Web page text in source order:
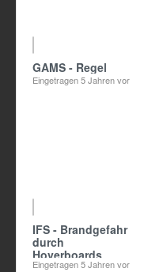
GAMS - Regel
Eingetragen5 Jahren vor
IFS - Brandgefahr
durch
Hoverboards
Eingetragen5 Jahren vor